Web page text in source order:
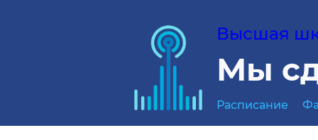
Высшая
Мы
Расписание